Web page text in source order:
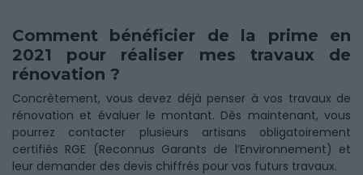
Comment bénéficier de la prime en
2021 pour réaliser mes travaux de
rénovation ?
Concrètement, vous devez déjà penser à vos travaux de
rénovation et évaluer le montant. Dès maintenant, vous
pourrez contacter plusieurs artisans obligatoirement
certifiés RGE (Reconnus Garants de l’Environnement) et
leur demander des devis chiffrés pour vos futurs travaux.